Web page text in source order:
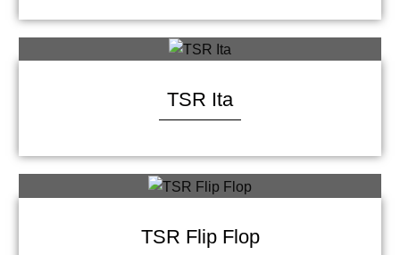
TSR Ita
TSR Flip Flop